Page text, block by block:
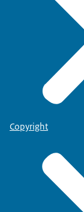
Copyright